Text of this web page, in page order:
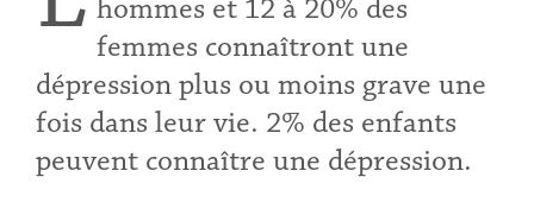
hommes et 12 à 20% des
femmes connaîtront une
dépression plus ou moins grave une
fois dans leur vie. 2% des enfants
peuvent connaître une dépression.